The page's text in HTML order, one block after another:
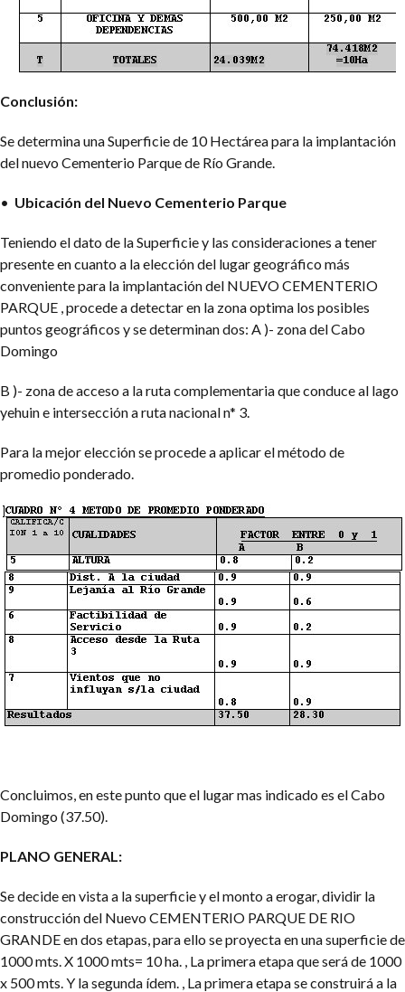
Conclusión:
Se determina una Superficie de 10 Hectárea para la implantación
del nuevo Cementerio Parque de Río Grande.
• Ubicación del Nuevo Cementerio Parque
Teniendo el dato de la Superficie y las consideraciones a tener
presente en cuanto a la elección del lugar geográfico más
conveniente para la implantación del NUEVO CEMENTERIO
PARQUE , procede a detectar en la zona optima los posibles
puntos geográficos y se determinan dos: A )- zona del Cabo
Domingo
B )- zona de acceso a la ruta complementaria que conduce al lago
yehuin e intersección a ruta nacional n* 3.
Para la mejor elección se procede a aplicar el método de
promedio ponderado.
Concluimos, en este punto que el lugar mas indicado es el Cabo
Domingo (37.50).
PLANO GENERAL:
Se decide en vista a la superficie y el monto a erogar, dividir la
construcción del Nuevo CEMENTERIO PARQUE DE RIO
GRANDE en dos etapas, para ello se proyecta en una superficie de
1000 mts. X 1000 mts= 10 ha. , La primera etapa que será de 1000
x 500 mts. Y la segunda ídem. , La primera etapa se construirá a la